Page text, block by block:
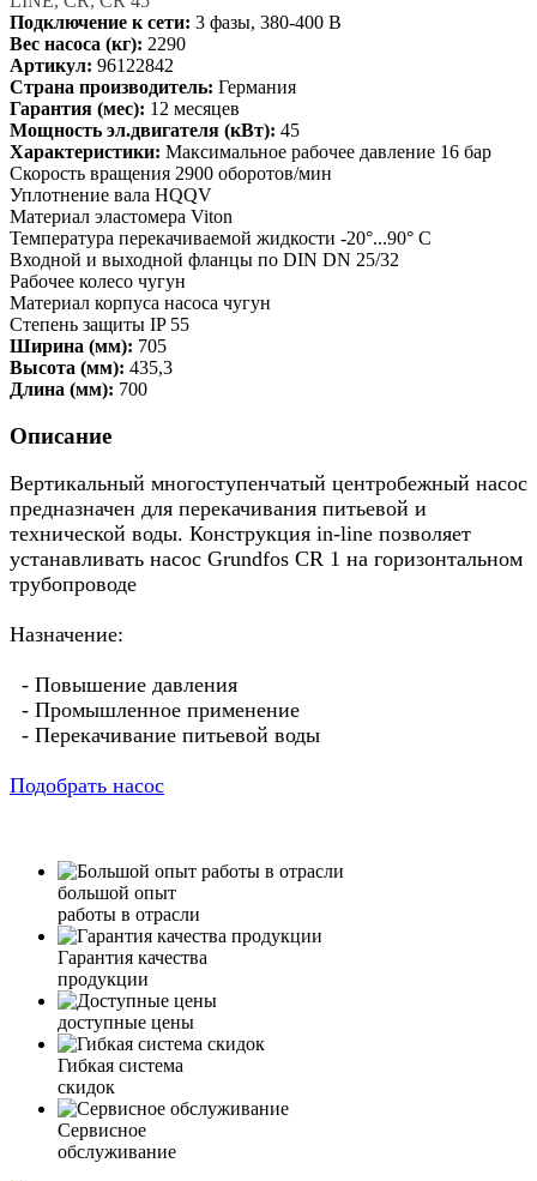
Подключение к сети: 3 фазы, 380-400 В
Вес насоса (кг): 2290
Артикул: 96122842
Страна производитель: Германия
Гарантия (мес): 12 месяцев
Мощность эл.двигателя (кВт): 45
Характеристики: Максимальное рабочее давление 16 бар
Скорость вращения 2900 оборотов/мин
Уплотнение вала HQQV
Материал эластомера Viton
Температура перекачиваемой жидкости -20°...90° C
Входной и выходной фланцы по DIN DN 25/32
Рабочее колесо чугун
Материал корпуса насоса чугун
Степень защиты IP 55
Ширина (мм): 705
Высота (мм): 435,3
Длина (мм): 700
Описание
Вертикальный многоступенчатый центробежный насос
предназначен для перекачивания питьевой и
технической воды. Конструкция in-line позволяет
устанавливать насос Grundfos CR 1 на горизонтальном
трубопроводе
Назначение:
- Повышение давления
- Промышленное применение
- Перекачивание питьевой воды
Подобрать насос
большой опыт
работы в отрасли
Гарантия качества
продукции
доступные цены
Гибкая система
скидок
Сервисное
обслуживание